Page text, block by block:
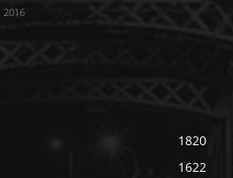
2016
1820
1622